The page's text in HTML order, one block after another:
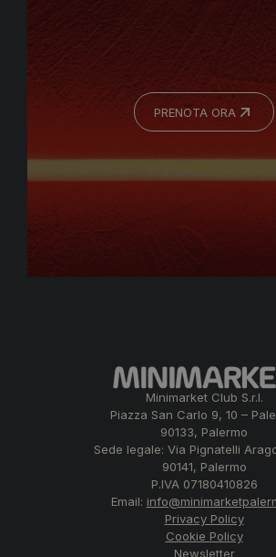
PRENOTA ORA
Minimarket Club S.r.l.
Piazza San Carlo 9, 10 –
90133, Palermo
Sede legale: Via Pignatelli
90141, Palermo
P.IVA 07180410826
Email:
Privacy Policy
Cookie Policy
Newsletter